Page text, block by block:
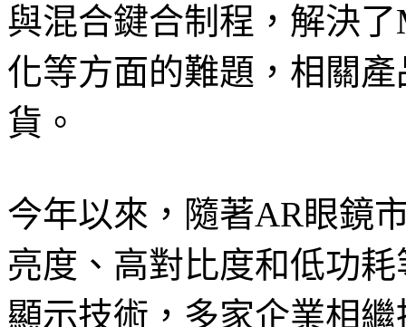
與混合鍵合制程，解決
化等方面的難題，相關
貨。
今年以來，隨著AR眼鏡
亮度、高對比度和低功
顯示技術，多家企業相